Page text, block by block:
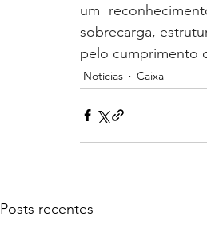
um
sobrecarga,
pelo cumprimento
Notícias Caixa
Posts recentes